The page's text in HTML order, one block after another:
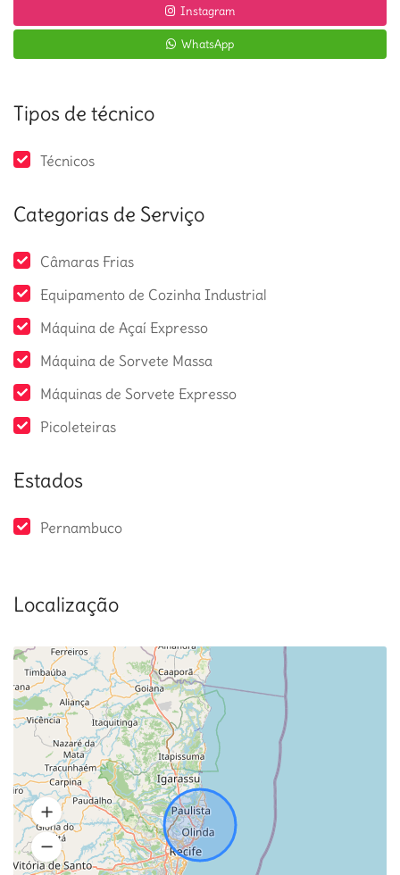
Instagram
WhatsApp
Tipos de técnico
Técnicos
Categorias de Serviço
Câmaras Frias
Equipamento de Cozinha Industrial
Máquina de Açaí Expresso
Máquina de Sorvete Massa
Máquinas de Sorvete Expresso
Picoleteiras
Estados
Pernambuco
Localização